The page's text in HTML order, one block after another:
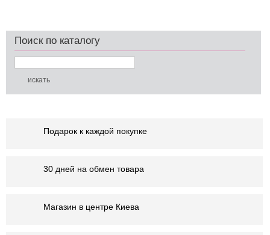
Поиск по каталогу
Подарок к каждой покупке
30 дней на обмен товара
Магазин в центре Киева